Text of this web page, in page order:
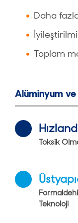
Daha
Toplam
Alüminyum
Toksik
Teknoloji